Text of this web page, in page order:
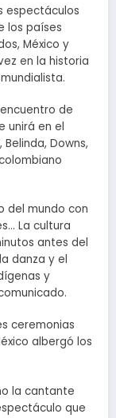
espectáculos
los países
México y
en la historia
de
unirá en el
Downs,
del mundo con
La cultura
antes del
danza y el
y
ceremonias
albergó los
la cantante
que